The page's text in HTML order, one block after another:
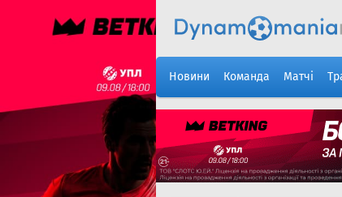
Новини Команда Матчі